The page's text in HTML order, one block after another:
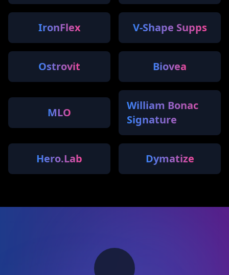
IronFlex V-Shape Supps
Ostrovit Biovea
MLO
William Bonac
Signature
Hero.Lab Dymatize